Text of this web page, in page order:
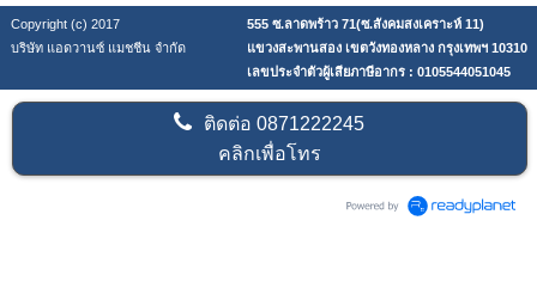
Copyright (c) 2017
555 ซ.ลาดพร้าว 71(ซ.สังคมสงเคราะห์ 11)
บริษัท แอดวานซ์ แมชชีน จำกัด
แขวงสะพานสอง เขตวังทองหลาง กรุงเทพฯ 10310
เลขประจำตัวผู้เสียภาษีอากร : 0105544051045
ติดต่อ0871222245
คลิกเพื่อโทร